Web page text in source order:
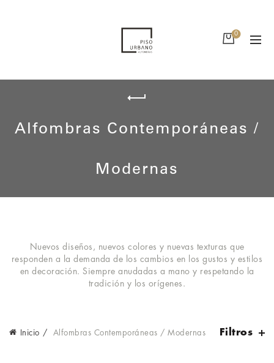
0
Alfombras Contemporáneas /
Modernas
Nuevos diseños, nuevos colores y nuevas texturas que
responden a la demanda de los cambios en los gustos y estilos
en decoración. Siempre anudadas a mano y respetando la
tradición y los orígenes.
Inicio Alfombras Contemporáneas / Modernas Filtros